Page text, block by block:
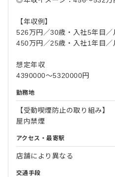
【年収例】
526万円／30歳・入社5年目
450万円／25歳・入社1年目
想定年収
4390000～5320000円
勤務地
【受動喫煙防止の取り組み】
屋内禁煙
アクセス・最寄駅
店舗により異なる
交通手段